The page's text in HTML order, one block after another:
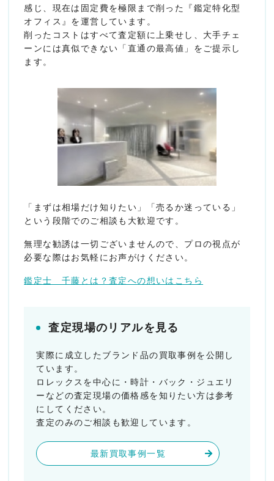
感じ、現在は固定費を極限まで削った『鑑定特化型
オフィス』を運営しています。
削ったコストはすべて査定額に上乗せし、大手チェ
ーンには真似できない「直通の最高値」をご提示し
ます。
「まずは相場だけ知りたい」「売るか迷っている」
という段階でのご相談も大歓迎です。
無理な勧誘は一切ございませんので、プロの視点が
必要な際はお気軽にお声がけください。
鑑定士 千藤とは？査定への想いはこちら
査定現場のリアルを見る
実際に成立したブランド品の買取事例を公開し
ています。
ロレックスを中心に・時計・バック・ジュエリ
ーなどの査定現場の価格感を知りたい方は参考
にしてください。
査定のみのご相談も歓迎しています。
最新買取事例一覧